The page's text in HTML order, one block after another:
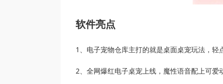
软件亮点
1、电子宠物仓库主打的就是桌面桌宠玩法，
2、全网爆红电子桌宠上线，魔性语音配上可爱